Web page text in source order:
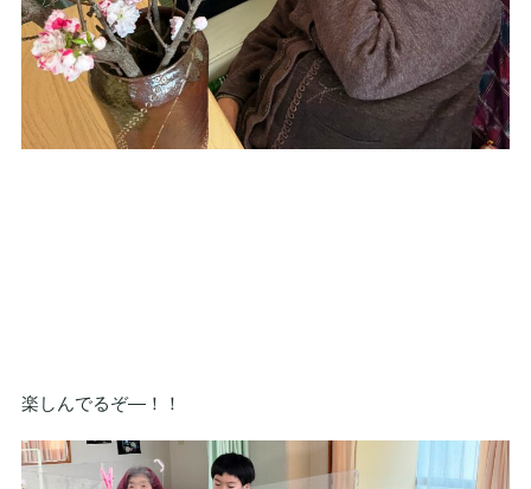
楽しんでるぞ—！！